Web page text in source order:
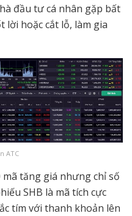
đầu tư cá nhân gặp bất
hoặc cắt lỗ, làm gia
ATC
mã tăng giá nhưng chỉ số
SHB là mã tích cực
tím với thanh khoản lên